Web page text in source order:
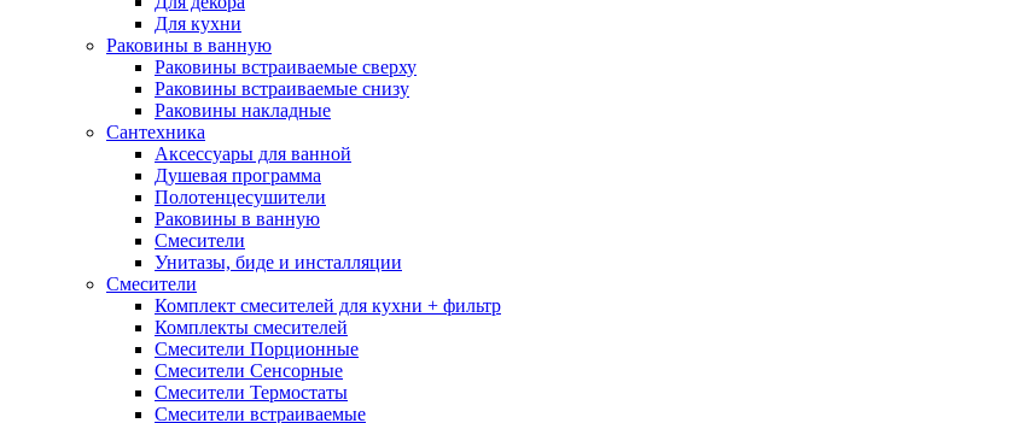
Для кухни
Раковины в ванную
Раковины встраиваемые сверху
Раковины встраиваемые снизу
Раковины накладные
Сантехника
Аксессуары для ванной
Душевая программа
Полотенцесушители
Раковины в ванную
Смесители
Унитазы, биде и инсталляции
Смесители
Комплект смесителей для кухни + фильтр
Комплекты смесителей
Смесители Порционные
Смесители Сенсорные
Смесители Термостаты
Смесители встраиваемые